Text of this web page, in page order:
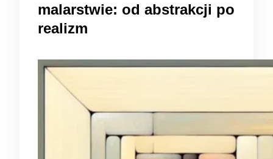
malarstwie: od abstrakcji po
realizm